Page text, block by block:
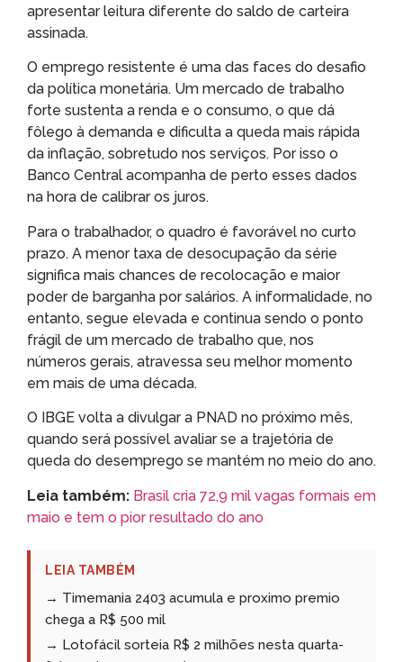
apresentar leitura diferente do saldo de carteira
assinada.
O emprego resistente é uma das faces do desafio
da política monetária. Um mercado de trabalho
forte sustenta a renda e o consumo, o que dá
fôlego à demanda e dificulta a queda mais rápida
da inflação, sobretudo nos serviços. Por isso o
Banco Central acompanha de perto esses dados
na hora de calibrar os juros.
Para o trabalhador, o quadro é favorável no curto
prazo. A menor taxa de desocupação da série
significa mais chances de recolocação e maior
poder de barganha por salários. A informalidade, no
entanto, segue elevada e continua sendo o ponto
frágil de um mercado de trabalho que, nos
números gerais, atravessa seu melhor momento
em mais de uma década.
O IBGE volta a divulgar a PNAD no próximo mês,
quando será possível avaliar se a trajetória de
queda do desemprego se mantém no meio do ano.
Leia também: Brasil cria 72,9 mil vagas formais em
maio e tem o pior resultado do ano
LEIA TAMBÉM
→ Timemania 2403 acumula e proximo premio
chega a R$ 500 mil
→ Lotofácil sorteia R$ 2 milhões nesta quarta-